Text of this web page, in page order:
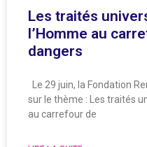
Les traités
l’Homme au
dangers
Le 29 juin, la Fondation
sur le thème : Les traités
au carrefour de